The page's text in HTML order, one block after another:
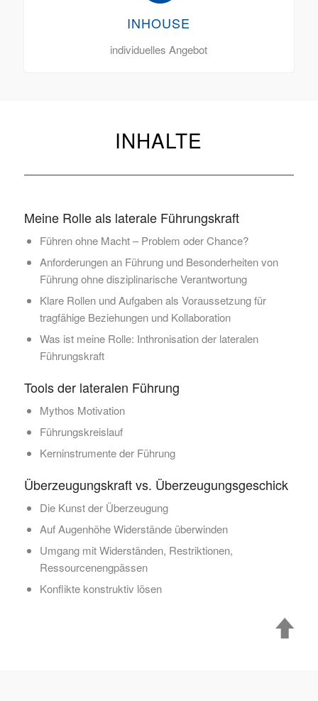
INHOUSE
individuelles Angebot
INHALTE
Meine Rolle als laterale Führungskraft
Führen ohne Macht – Problem oder Chance?
Anforderungen an Führung und Besonderheiten von
Führung ohne disziplinarische Verantwortung
Klare Rollen und Aufgaben als Voraussetzung für
tragfähige Beziehungen und Kollaboration
Was ist meine Rolle: Inthronisation der lateralen
Führungskraft
Tools der lateralen Führung
Mythos Motivation
Führungskreislauf
Kerninstrumente der Führung
Überzeugungskraft vs. Überzeugungsgeschick
Die Kunst der Überzeugung
Auf Augenhöhe Widerstände überwinden
Umgang mit Widerständen, Restriktionen,
Ressourcenengpässen
Konflikte konstruktiv lösen